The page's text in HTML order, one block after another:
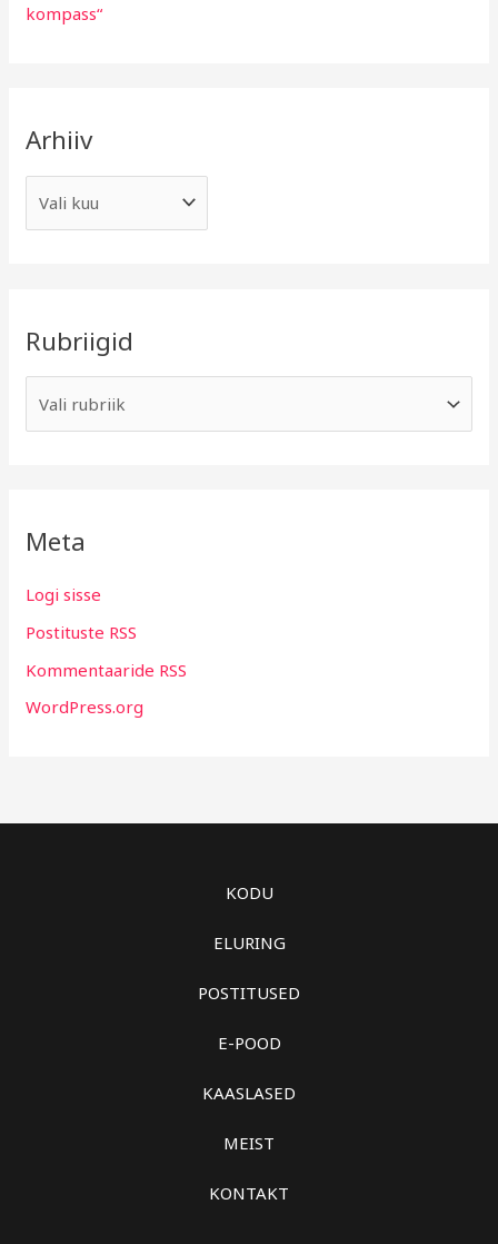
kompass“
Arhiiv
Rubriigid
Meta
Logi sisse
Postituste RSS
Kommentaaride RSS
WordPress.org
KODU
ELURING
POSTITUSED
E-POOD
KAASLASED
MEIST
KONTAKT